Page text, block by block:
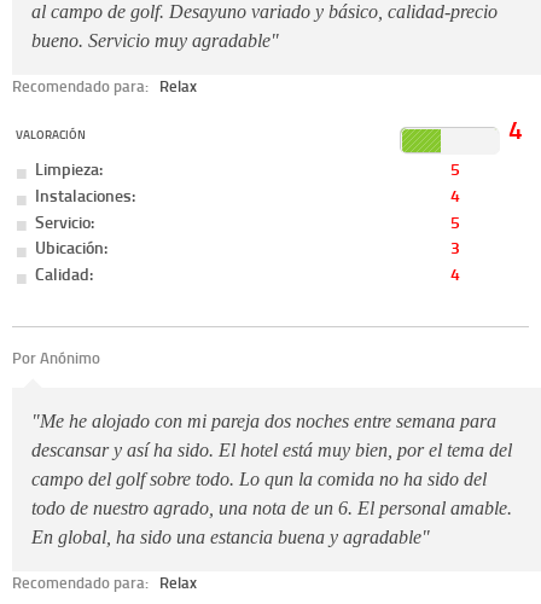
al campo de golf. Desayuno variado y básico, calidad-precio
bueno. Servicio muy agradable"
Recomendado para: Relax
VALORACIÓN 4
Limpieza:
5
Instalaciones:
4
Servicio:
5
Ubicación:
3
Calidad:
4
Por Anónimo
"Me he alojado con mi pareja dos noches entre semana para
descansar y así ha sido. El hotel está muy bien, por el tema del
campo del golf sobre todo. Lo qun la comida no ha sido del
todo de nuestro agrado, una nota de un 6. El personal amable.
En global, ha sido una estancia buena y agradable"
Recomendado para: Relax